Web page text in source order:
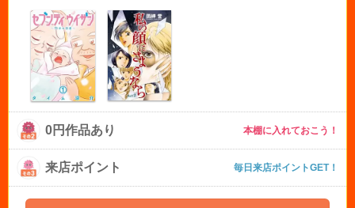
0円作品あり 本棚に入れておこう！
来店ポイント 毎日来店ポイントGET！